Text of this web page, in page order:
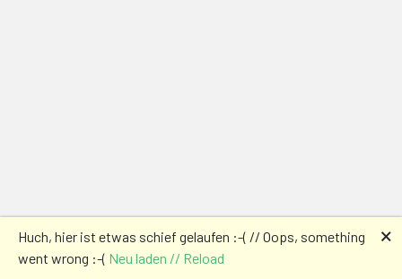
Huch, hier ist etwas schief gelaufen :-( // Oops, something
went wrong :-( Neu laden // Reload
🗙